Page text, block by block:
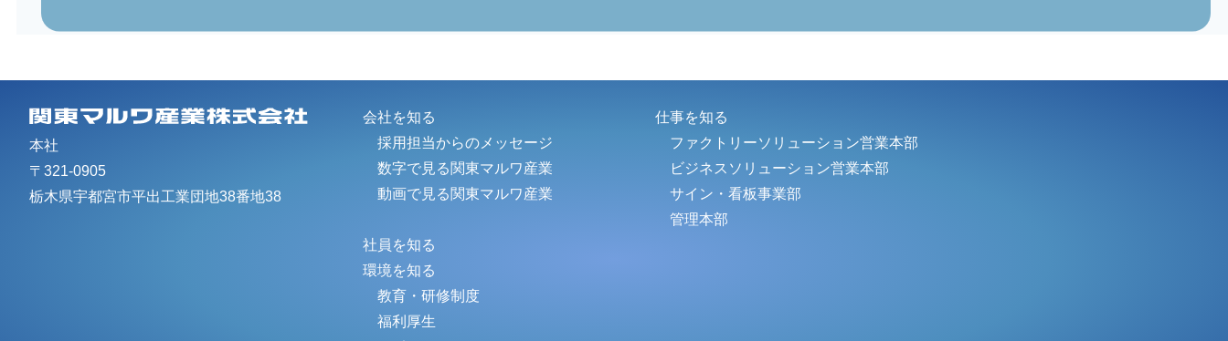
本社
〒321-0905
栃木県宇都宮市平出工業団地38番地38
会社を知る
採用担当からのメッセージ
数字で見る関東マルワ産業
動画で見る関東マルワ産業
仕事を知る
ファクトリーソリューション営業本部
ビジネスソリューション営業本部
サイン・看板事業部
管理本部
社員を知る
環境を知る
教育・研修制度
福利厚生